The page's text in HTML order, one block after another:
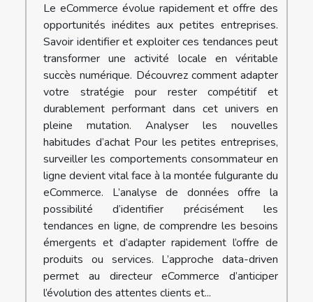
Le eCommerce évolue rapidement et offre des
opportunités inédites aux petites entreprises.
Savoir identifier et exploiter ces tendances peut
transformer une activité locale en véritable
succès numérique. Découvrez comment adapter
votre stratégie pour rester compétitif et
durablement performant dans cet univers en
pleine mutation. Analyser les nouvelles
habitudes d’achat Pour les petites entreprises,
surveiller les comportements consommateur en
ligne devient vital face à la montée fulgurante du
eCommerce. L’analyse de données offre la
possibilité d’identifier précisément les
tendances en ligne, de comprendre les besoins
émergents et d’adapter rapidement l’offre de
produits ou services. L’approche data-driven
permet au directeur eCommerce d’anticiper
l’évolution des attentes clients et...